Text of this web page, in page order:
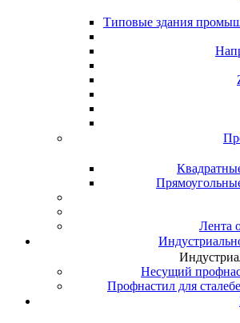
Типовые здания
Лента
Несущий
Профнастил для